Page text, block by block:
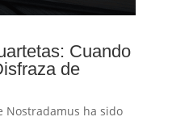
Cuando
de
Nostradamus ha sido